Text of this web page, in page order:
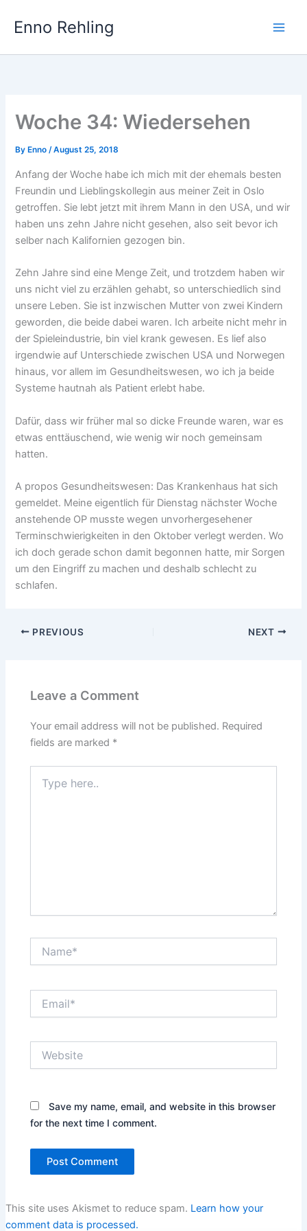
Enno Rehling
Woche 34: Wiedersehen
By Enno/August 25, 2018
Anfang der Woche habe ich mich mit der ehemals besten
Freundin und Lieblingskollegin aus meiner Zeit in Oslo
getroffen. Sie lebt jetzt mit ihrem Mann in den USA, und wir
haben uns zehn Jahre nicht gesehen, also seit bevor ich
selber nach Kalifornien gezogen bin.
Zehn Jahre sind eine Menge Zeit, und trotzdem haben wir
uns nicht viel zu erzählen gehabt, so unterschiedlich sind
unsere Leben. Sie ist inzwischen Mutter von zwei Kindern
geworden, die beide dabei waren. Ich arbeite nicht mehr in
der Spieleindustrie, bin viel krank gewesen. Es lief also
irgendwie auf Unterschiede zwischen USA und Norwegen
hinaus, vor allem im Gesundheitswesen, wo ich ja beide
Systeme hautnah als Patient erlebt habe.
Dafür, dass wir früher mal so dicke Freunde waren, war es
etwas enttäuschend, wie wenig wir noch gemeinsam
hatten.
A propos Gesundheitswesen: Das Krankenhaus hat sich
gemeldet. Meine eigentlich für Dienstag nächster Woche
anstehende OP musste wegen unvorhergesehener
Terminschwierigkeiten in den Oktober verlegt werden. Wo
ich doch gerade schon damit begonnen hatte, mir Sorgen
um den Eingriff zu machen und deshalb schlecht zu
schlafen.
PREVIOUS NEXT
Leave a Comment
Your email address will not be published. Required
fields are marked *
here..
Save my name, email, and website in this browser
for the next time I comment.
This site uses Akismet to reduce spam. Learn how your
comment data is processed.